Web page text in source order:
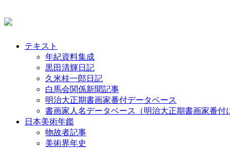
テキスト
年紀資料集成
黒田清輝日記
久米桂一郎日記
白馬会関係新聞記事
明治大正期書画家番付データベース
書画家人名データベース（明治大正期書画家番付
日本美術年鑑
物故者記事
美術界年史